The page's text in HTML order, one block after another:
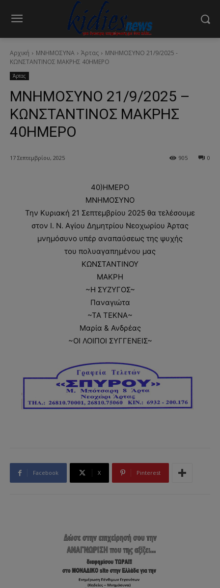
Αρχική ΜΝΗΜΟΣΥΝΑ Άρτας
ΜΝΗΜΟΣΥΝΟ 21/9/2025 -
ΚΩΝΣΤΑΝΤΙΝΟΣ ΜΑΚΡΗΣ 40ΗΜΕΡΟ
Άρτας
ΜΝΗΜΟΣΥΝΟ 21/9/2025 –
ΚΩΝΣΤΑΝΤΙΝΟΣ ΜΑΚΡΗΣ
40ΗΜΕΡΟ
17 Σεπτεμβρίου, 2025 0
905
40)ΗΜΕΡΟ
ΜΝΗΜΟΣΥΝΟ
Την Κυριακή 21 Σεπτεμβρίου 2025 θα τελέσουμε
στον Ι. Ν. Αγίου Δημητρίου Νεοχωρίου Άρτας
μνημόσυνο υπέρ αναπαύσεως της ψυχής
του πολυαγαπημένου μας
ΚΩΝΣΤΑΝΤΙΝΟΥ
ΜΑΚΡΗ
~Η ΣΥΖΥΓΟΣ~
Παναγιώτα
~ΤΑ ΤΕΚΝΑ~
Μαρία & Ανδρέας
~ΟΙ ΛΟΙΠΟΙ ΣΥΓΓΕΝΕΙΣ~
Facebook X Pinterest